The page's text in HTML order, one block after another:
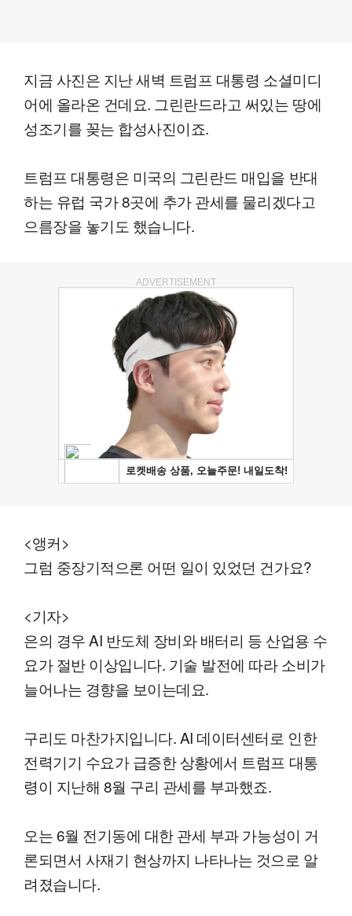
지금 사진은 지난 새벽 트럼프 대통령 소셜미디
어에 올라온 건데요. 그린란드라고 써있는 땅에
성조기를 꽂는 합성사진이죠.
트럼프 대통령은 미국의 그린란드 매입을 반대
하는 유럽 국가 8곳에 추가 관세를 물리겠다고
으름장을 놓기도 했습니다.
ADVERTISEMENT
<앵커>
그럼 중장기적으론 어떤 일이 있었던 건가요?
<기자>
은의 경우 AI 반도체 장비와 배터리 등 산업용 수
요가 절반 이상입니다. 기술 발전에 따라 소비가
늘어나는 경향을 보이는데요.
구리도 마찬가지입니다. AI 데이터센터로 인한
전력기기 수요가 급증한 상황에서 트럼프 대통
령이 지난해 8월 구리 관세를 부과했죠.
오는 6월 전기동에 대한 관세 부과 가능성이 거
론되면서 사재기 현상까지 나타나는 것으로 알
려졌습니다.